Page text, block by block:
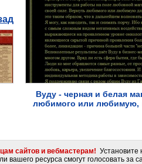
Вуду - черная и белая
любимого или любимую,
сайтов и вебмастерам! Установите
вашего ресурса смогут голосовать за